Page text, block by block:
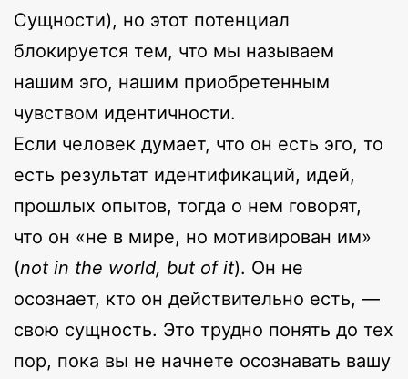
Сущности), но этот потенциал
блокируется тем, что мы называем
нашим эго, нашим приобретенным
чувством идентичности.
Если человек думает, что он есть эго, то
есть результат идентификаций, идей,
прошлых опытов, тогда о нем говорят,
что он «не в мире, но мотивирован им»
(not in the world, but of it). Он не
осознает, кто он действительно есть, —
свою сущность. Это трудно понять до тех
пор, пока вы не начнете осознавать вашу